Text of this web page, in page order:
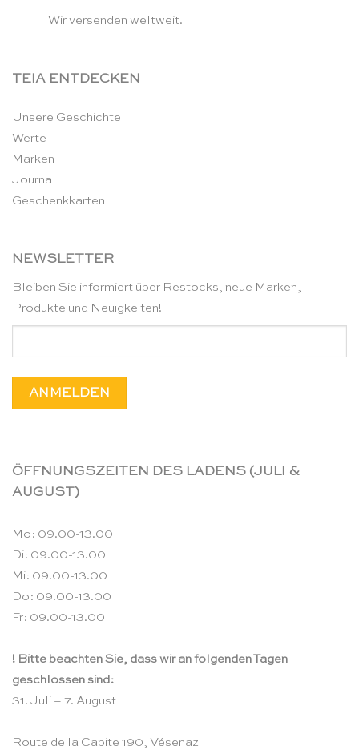
Wir versenden weltweit.
TEIA ENTDECKEN
Unsere Geschichte
Werte
Marken
Journal
Geschenkkarten
NEWSLETTER
Bleiben Sie informiert über Restocks, neue Marken,
Produkte und Neuigkeiten!
ÖFFNUNGSZEITEN DES LADENS (JULI &
AUGUST)
Mo: 09.00-13.00
Di: 09.00-13.00
Mi: 09.00-13.00
Do: 09.00-13.00
Fr: 09.00-13.00
! Bitte beachten Sie, dass wir an folgenden Tagen
geschlossen sind:
31. Juli – 7. August
Route de la Capite 190, Vésenaz